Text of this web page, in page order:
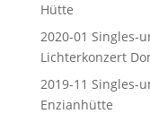
Hütte
2020-01 Singles-
Lichterkonzert
2019-11 Singles-
Enzianhütte